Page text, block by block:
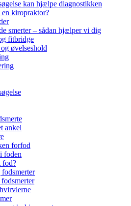
kan hjælpe diagnostikken
kiropraktor?
smerter – sådan hjælper vi dig
fitbridge
øvelseshold
ankel
forfod
foden
fod?